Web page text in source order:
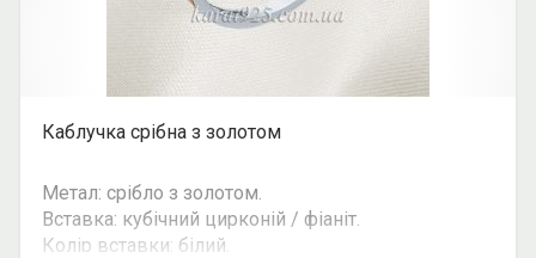
Каблучка срібна з золотом
Метал: срібло з золотом.
Вставка: кубічний цирконій / фіаніт.
Колір вставки: білий.